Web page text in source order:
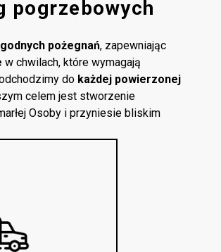
pogrzebowych
godnych pożegnań, zapewniając
w chwilach, które wymagają
do każdej powierzonej
celem jest stworzenie
Osoby i przyniesie bliskim